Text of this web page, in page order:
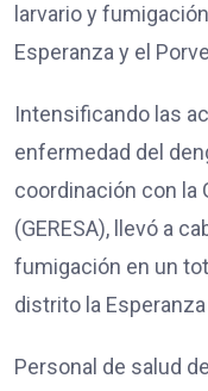
larvario y
Esperanza y el
Intensificando las
enfermedad del
coordinación con la
(GERESA), llevó a
fumigación en un
distrito la
Personal de salud